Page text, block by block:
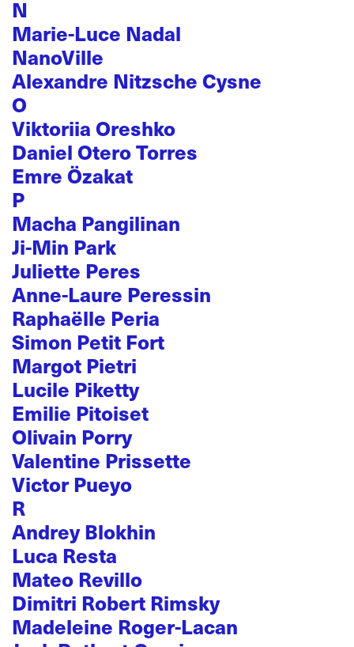
N
Marie-Luce Nadal
NanoVille
Alexandre Nitzsche Cysne
O
Viktoriia Oreshko
Daniel Otero Torres
Emre Özakat
P
Macha Pangilinan
Ji-Min Park
Juliette Peres
Anne-Laure Peressin
Raphaëlle Peria
Simon Petit Fort
Margot Pietri
Lucile Piketty
Emilie Pitoiset
Olivain Porry
Valentine Prissette
Victor Pueyo
R
Andrey Blokhin
Luca Resta
Mateo Revillo
Dimitri Robert Rimsky
Madeleine Roger-Lacan